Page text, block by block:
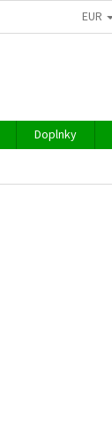
EUR
Doplnky